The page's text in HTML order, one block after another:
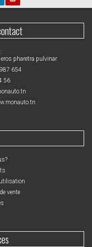
pharetra pulvinar.
654
56
vente